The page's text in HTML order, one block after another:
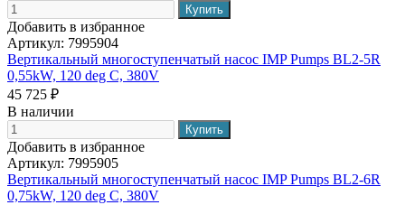
Добавить в избранное
Артикул: 7995904
Вертикальный многоступенчатый насос IMP Pumps BL2-5R
0,55kW, 120 deg C, 380V
45 725 ₽
В наличии
Добавить в избранное
Артикул: 7995905
Вертикальный многоступенчатый насос IMP Pumps BL2-6R
0,75kW, 120 deg C, 380V